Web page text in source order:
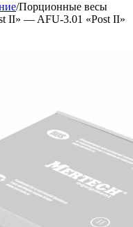
/Порционные весы
II» — AFU-3.01 «Post II»